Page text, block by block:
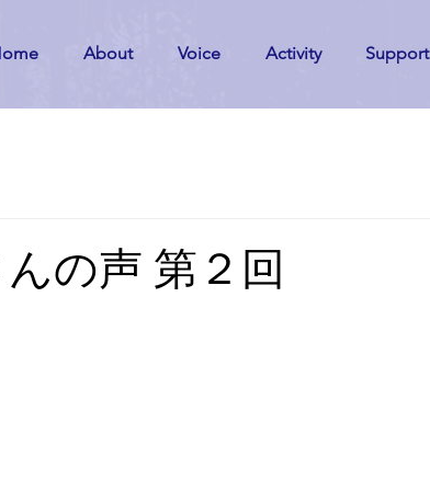
About Voice Activity
の声 第２回